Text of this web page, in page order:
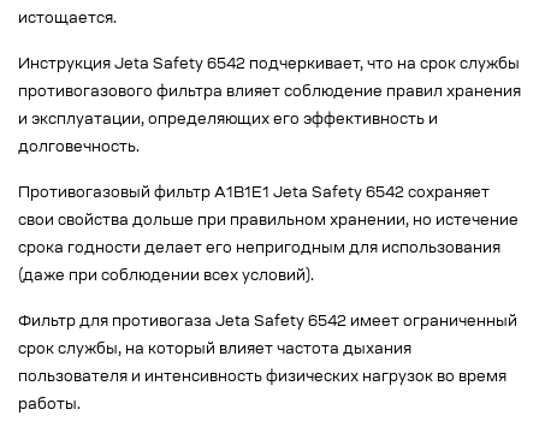
истощается.
Инструкция Jeta Safety 6542 подчеркивает, что на срок службы
противогазового фильтра влияет соблюдение правил хранения
и эксплуатации, определяющих его эффективность и
долговечность.
Противогазовый фильтр A1B1E1 Jeta Safety 6542 сохраняет
свои свойства дольше при правильном хранении, но истечение
срока годности делает его непригодным для использования
(даже при соблюдении всех условий).
Фильтр для противогаза Jeta Safety 6542 имеет ограниченный
срок службы, на который влияет частота дыхания
пользователя и интенсивность физических нагрузок во время
работы.